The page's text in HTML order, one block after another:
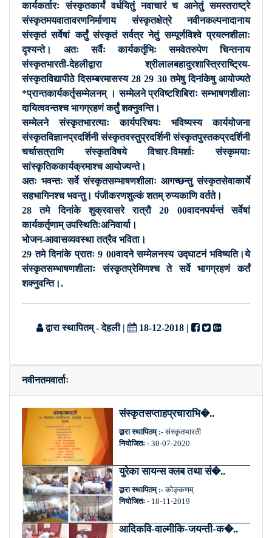
कार्यकर्तारः संस्कृतकार्यं वर्धयितुं नवाचारं च आनेतुं समस्तराष्ट्रे
संस्कृतमयवातावरणनिर्माणाय संस्कृतक्षेत्रे नवीनकल्पनादानाय
संस्कृतं सर्वेषां कर्तुं संस्कृतं सर्वत्र नेतुं सम्पूर्णविश्वे प्रयत्नशीलाः
दृश्यन्ते। अतः सर्वैः कार्यकर्तृभिः समवेतरुपेण चिन्तनाय
संस्कृतभारती-देहलीद्वारा श्रीलालबहादुरशास्त्रिराष्ट्रिय-
संस्कृतविद्यापीठे दिसम्बरमासस्य 28 29 30 तमेषु दिनांकेषु आयोज्यते
*प्रान्तकार्यकर्तृसम्मेलनम् । सम्मेलने प्रविष्टशिबिराः सम्भाषणशीलाः
दायित्ववन्तश्च भागग्रहणं कर्तुं शक्नुवन्ति।
सम्मेलने संस्कृतभारत्याः कार्यपरिचयः भविष्यस्य कार्ययोजना
संस्कृतविज्ञानप्रदर्शिनी संस्कृतवस्तुप्रदर्शिनी संस्कृतपुस्तकप्रदर्शिनी
चर्चासत्राणि संस्कृतविषये विचार-विमर्शाः संस्कृमयाः
सांस्कृतिककार्यक्रमाश्च आयोज्यन्ते।
अतः भवन्तः सर्वे संस्कृतसम्भाषणशीलाः आगच्छन्तु संस्कृतसेवाकार्ये
सहभागिनश्च भवन्तु। पंजीकरणशुल्कं शतम् रुप्यकाणि वर्तते।
28 तमे दिनांके शुक्रवासरे रात्रौ 20 00वादनपर्यन्तं सर्वेषां
कार्यकर्तृणाम् उपस्थितिःअनिवार्या।
भोजन-आवासव्यवस्था तत्रैव भविता।
29 तमे दिनांके प्रातः 9 00वादने सम्मेलनस्य उद्घाटनं भविष्यति।ये
संस्कृतसम्भाषणशीलाः संस्कृतप्रेमिणश्च ते सर्वे भागग्रहणं कर्तं
शक्नुवन्ति।.
द्वारा स्थापितम् - देहली 18-12-2018
नवीनतमवार्ताः
संस्कृतसप्ताहप्रचाराभि�..
द्वारा स्थापितम् :-संस्कृतभारती
नियोजितः -30-07-2020
युरेका सायन्स क्लब तथा सं�..
द्वारा स्थापितम् :-कोङ्कणम्
नियोजितः - 18-11-2019
आदिकवि-वाल्मीकि-जयन्ती-क�..